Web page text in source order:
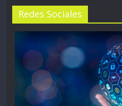
Redes Sociales